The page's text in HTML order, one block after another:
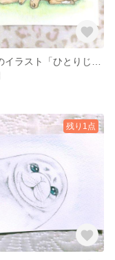
残り1点